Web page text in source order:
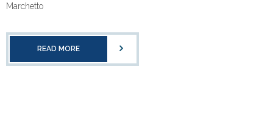
Marchetto
READ MORE